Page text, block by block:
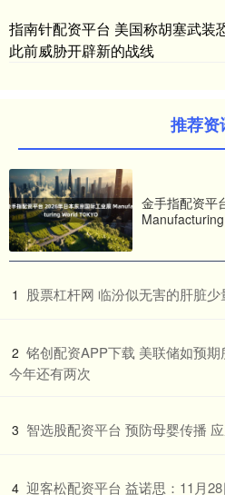
指南针配资平台 美国称胡塞武装
此前威胁开辟新的战线
推荐资
金手指配资平
1 股票杠杆网 临汾似无害的肝脏少
2 铭创配资APP下载 美联储如预
今年还有两次
3 智选股配资平台 预防母婴传播
4 迎客松配资平台 益诺思：11月